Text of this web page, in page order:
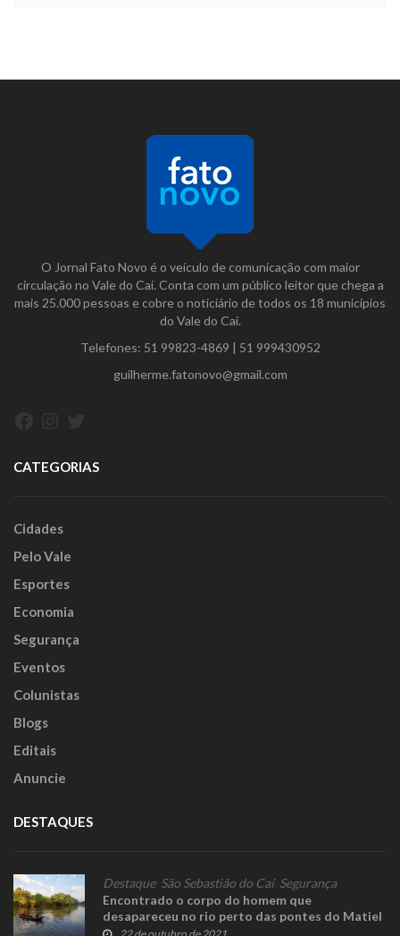
O Jornal Fato Novo é o veículo de comunicação com maior
circulação no Vale do Caí. Conta com um público leitor que chega a
mais 25.000 pessoas e cobre o noticiário de todos os 18 municípios
do Vale do Caí.
Telefones: 51 99823-4869 | 51 999430952
guilherme.fatonovo@gmail.com
CATEGORIAS
Cidades
Pelo Vale
Esportes
Economia
Segurança
Eventos
Colunistas
Blogs
Editais
Anuncie
DESTAQUES
Destaque, São Sebastião do Caí, Segurança
Encontrado o corpo do homem que
desapareceu no rio perto das pontes do Matiel